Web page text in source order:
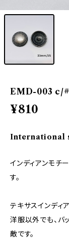
EMD-003 c/
¥810
International
インディアンモ
す。
テキサスインディ
洋服以外でも、バ
敵です。